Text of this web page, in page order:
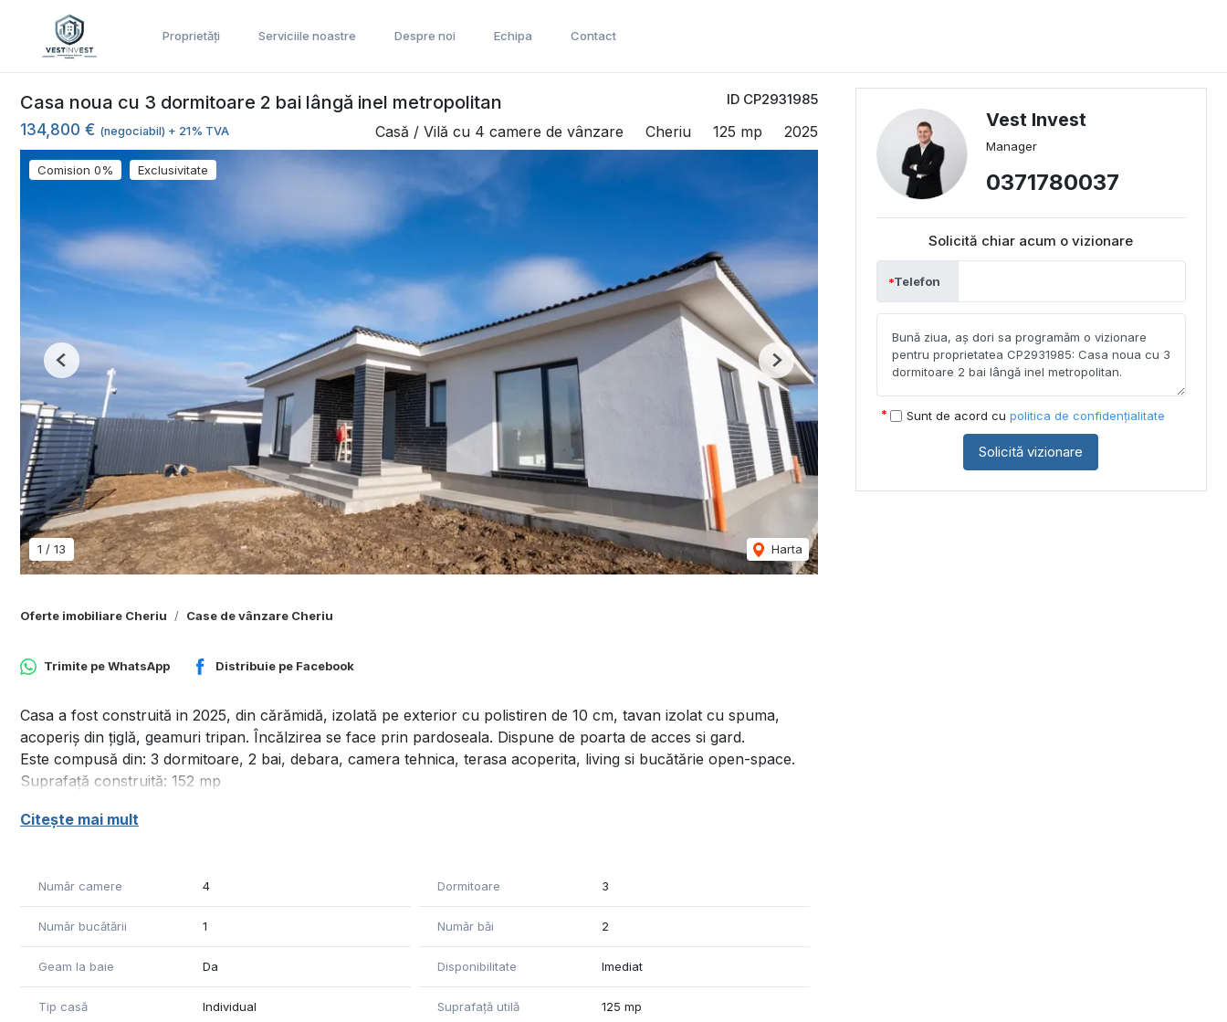
Proprietăți Serviciile noastre Despre noi Echipa Contact
ID CP2931985
Casa noua cu 3 dormitoare 2 bai lângă inel metropolitan
134,800 € (negociabil) + 21% TVA Casă / Vilă cu 4 camere de vânzare Cheriu 125 mp 2025
Comision 0% Exclusivitate
1 / 13 Harta
Previous Next
Oferte imobiliare Cheriu Case de vânzare Cheriu
Trimite peWhatsApp Distribuie pe Facebook
Casa a fost construită in 2025, din cărămidă, izolată pe exterior cu polistiren de 10 cm, tavan izolat cu spuma,
acoperiș din țiglă, geamuri tripan. Încălzirea se face prin pardoseala. Dispune de poarta de acces si gard.
Este compusă din: 3 dormitoare, 2 bai, debara, camera tehnica, terasa acoperita, living si bucătărie open-space.
Suprafață construită: 152 mp
Suprafață teren: 592 mp
Pret: 134.800 euro + TVA negociabil
Tel: 0371 780 037
Citește mai mult
Număr camere 4 Dormitoare 3
Număr bucătării 1 Număr băi 2
Geam la baie Da Disponibilitate Imediat
Tip casă Individual Suprafață utilă 125 mp
Vest Invest
Manager
0371780037
Solicită chiar acum o vizionare
Telefon
Sunt de acord cu politica de confidențialitate
Solicită vizionare